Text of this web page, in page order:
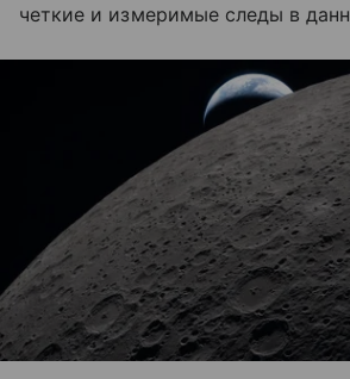
четкие и измеримые следы в